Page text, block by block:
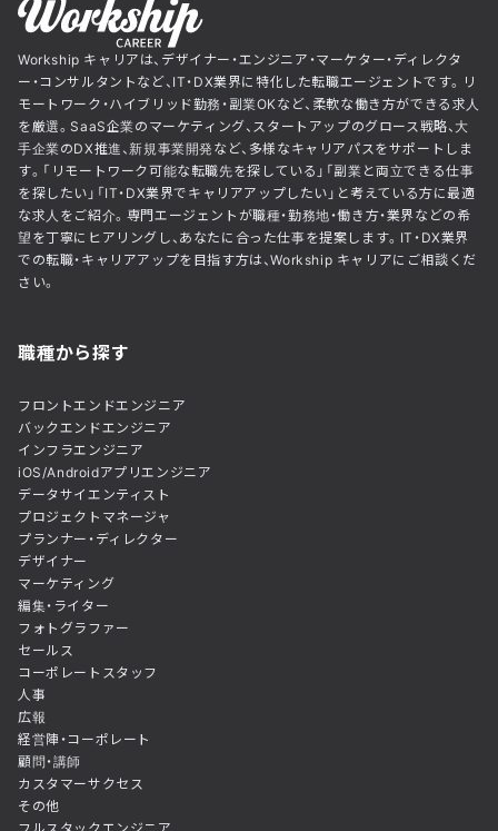
Workship キャリアは、デザイナー・エンジニア・マーケター・ディレクタ
ー・コンサルタントなど、IT・DX業界に特化した転職エージェントです。リ
モートワーク・ハイブリッド勤務・副業OKなど、柔軟な働き方ができる求人
を厳選。SaaS企業のマーケティング、スタートアップのグロース戦略、大
手企業のDX推進、新規事業開発など、多様なキャリアパスをサポートしま
す。「リモートワーク可能な転職先を探している」「副業と両立できる仕事
を探したい」「IT・DX業界でキャリアアップしたい」と考えている方に最適
な求人をご紹介。専門エージェントが職種・勤務地・働き方・業界などの希
望を丁寧にヒアリングし、あなたに合った仕事を提案します。IT・DX業界
での転職・キャリアアップを目指す方は、Workship キャリアにご相談くだ
さい。
職種から探す
フロントエンドエンジニア
バックエンドエンジニア
インフラエンジニア
iOS/Androidアプリエンジニア
データサイエンティスト
プロジェクトマネージャ
プランナー・ディレクター
デザイナー
マーケティング
編集・ライター
フォトグラファー
セールス
コーポレートスタッフ
人事
広報
経営陣・コーポレート
顧問・講師
カスタマーサクセス
その他